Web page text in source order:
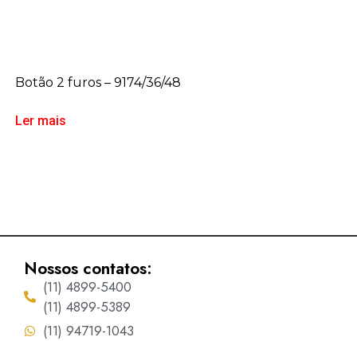
Botão 2 furos – 9174/36/48
Ler mais
Nossos contatos:
(11) 4899-5400
(11) 4899-5389
(11) 94719-1043